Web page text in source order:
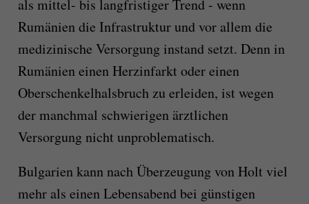
als mittel- bis langfristiger Trend - wenn
Rumänien die Infrastruktur und vor allem die
medizinische Versorgung instand setzt. Denn in
Rumänien einen Herzinfarkt oder einen
Oberschenkelhalsbruch zu erleiden, ist wegen
der manchmal schwierigen ärztlichen
Versorgung nicht unproblematisch.
Bulgarien kann nach Überzeugung von Holt viel
mehr als einen Lebensabend bei günstigen